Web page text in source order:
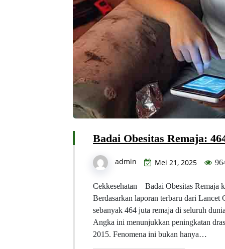
Badai Obesitas Remaja:
admin Mei 21, 2025
Cekkesehatan – Badai Obesitas Remaja
Berdasarkan laporan terbaru dari
sebanyak 464 juta remaja di seluruh
Angka ini menunjukkan peningkatan
2015. Fenomena ini bukan hanya…